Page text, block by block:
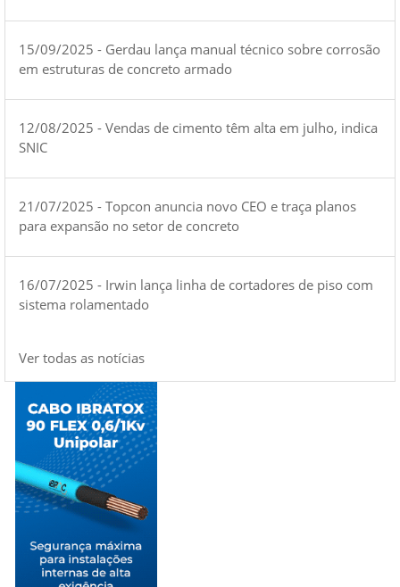
15/09/2025 - Gerdau lança manual técnico sobre corrosão
em estruturas de concreto armado
12/08/2025 - Vendas de cimento têm alta em julho, indica
SNIC
21/07/2025 - Topcon anuncia novo CEO e traça planos
para expansão no setor de concreto
16/07/2025 - Irwin lança linha de cortadores de piso com
sistema rolamentado
Ver todas as notícias